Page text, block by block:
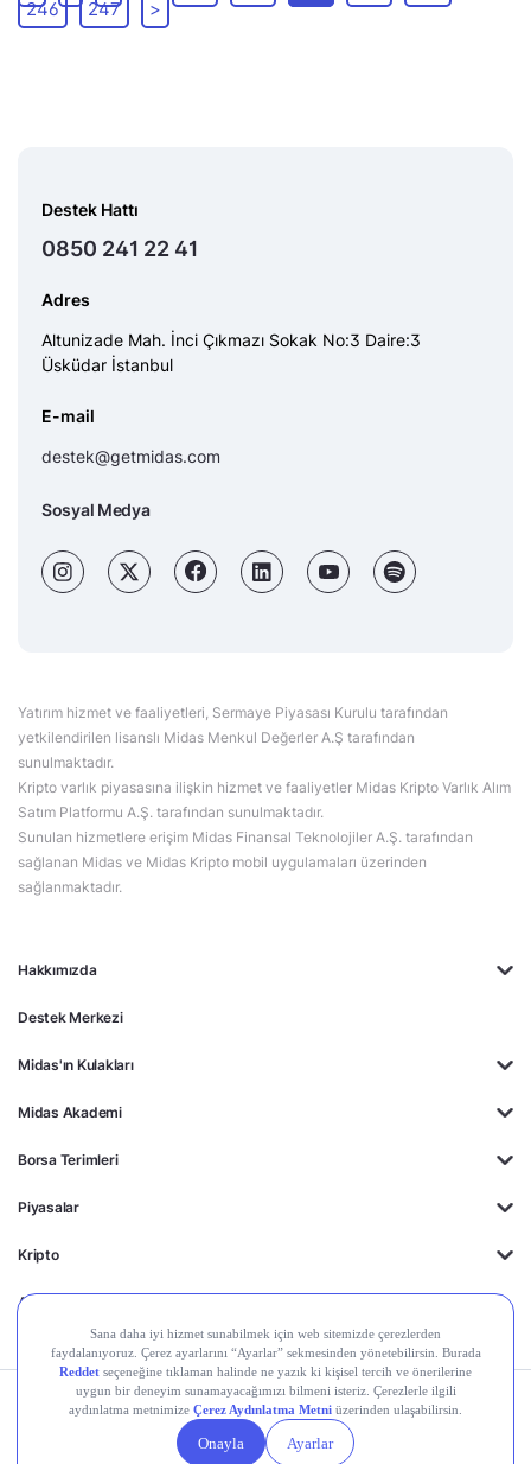
246
247 >
Hakkımızda
Destek Merkezi
Midas'ın Kulakları
Midas Akademi
Borsa Terimleri
Piyasalar
Kripto
Ayrıcalıklar
Destek Hattı
0850 241 22 41
Adres
Altunizade Mah. İnci Çıkmazı Sokak No:3 Daire:3
Üsküdar İstanbul
E-mail
destek@getmidas.com
Sosyal Medya
Yatırım hizmet ve faaliyetleri, Sermaye Piyasası Kurulu tarafından
yetkilendirilen lisanslı Midas Menkul Değerler A.Ş tarafından
sunulmaktadır.
Kripto varlık piyasasına ilişkin hizmet ve faaliyetler Midas Kripto Varlık Alım
Satım Platformu A.Ş. tarafından sunulmaktadır.
Sunulan hizmetlere erişim Midas Finansal Teknolojiler A.Ş. tarafından
sağlanan Midas ve Midas Kripto mobil uygulamaları üzerinden
sağlanmaktadır.
Kişisel Verilerin
Gizlilik
Yasal
Duyurular
Çerez